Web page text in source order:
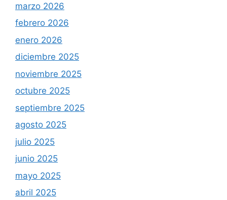
marzo 2026
febrero 2026
enero 2026
diciembre 2025
noviembre 2025
octubre 2025
septiembre 2025
agosto 2025
julio 2025
junio 2025
mayo 2025
abril 2025